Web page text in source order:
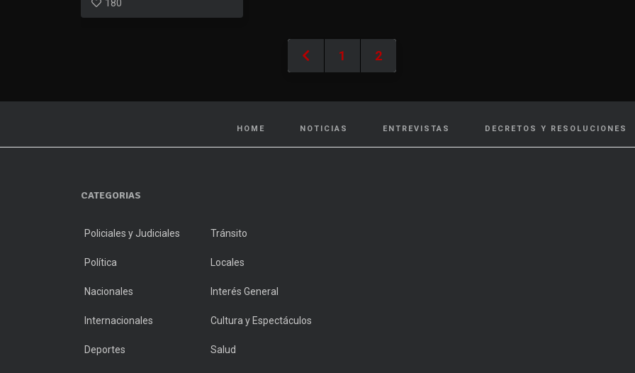
180
1 2
HOME NOTICIAS ENTREVISTAS DECRETOS Y RESOLUCIONES
CATEGORIAS
Policiales y Judiciales Tránsito
Política Locales
Nacionales Interés General
Internacionales Cultura y Espectáculos
Deportes Salud